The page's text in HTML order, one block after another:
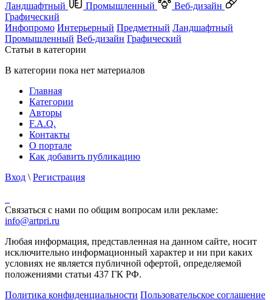
Ландшафтный
Промышленный
Веб-дизайн
Графический
Инфопромо Интерьерный Предметный Ландшафтный
Промышленный Веб-дизайн Графический
Статьи в категории
В категории пока нет материалов
Главная
Категории
Авторы
F.A.Q.
Контакты
О портале
Как добавить публикацию
Вход \ Регистрация
Связаться с нами по общим вопросам или рекламе:
info@artpri.ru
Любая информация, представленная на данном сайте, носит
исключительно информационный характер и ни при каких
условиях не является публичной офертой, определяемой
положениями статьи 437 ГК РФ.
Политика конфиденциальности Пользовательское соглашение